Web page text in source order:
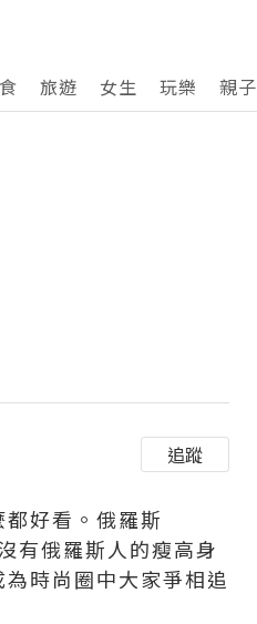
旅遊 女生 玩樂 親子
追蹤
好看。俄羅斯
有俄羅斯人的瘦高身
時尚圈中大家爭相追